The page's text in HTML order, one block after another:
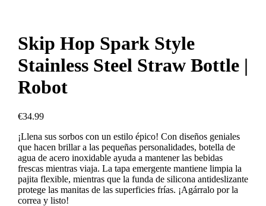
Skip Hop Spark Style
Stainless Steel Straw Bottle |
Robot
€34.99
¡Llena sus sorbos con un estilo épico! Con diseños geniales
que hacen brillar a las pequeñas personalidades, botella de
agua de acero inoxidable ayuda a mantener las bebidas
frescas mientras viaja. La tapa emergente mantiene limpia la
pajita flexible, mientras que la funda de silicona antideslizante
protege las manitas de las superficies frías. ¡Agárralo por la
correa y listo!